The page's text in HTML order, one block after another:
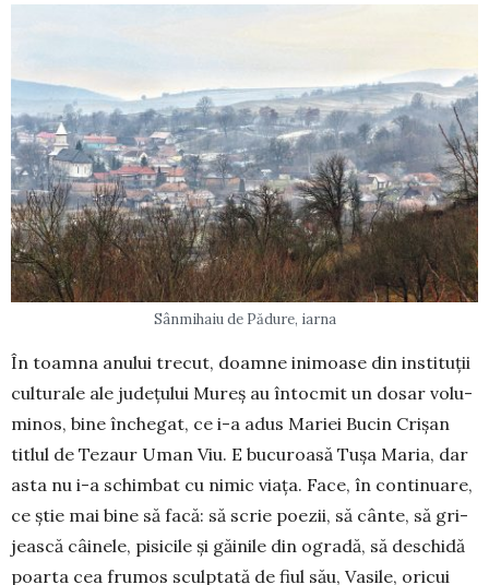
Sânmihaiu de Pădure, iarna
În toamna anului trecut, doamne inimoase din instituții
culturale ale județului Mureș au în­toc­mit un dosar volu­
mi­nos, bine închegat, ce i-a adus Mariei Bu­cin Cri­șan
titlul de Te­zaur Uman Viu. E bucu­­roasă Tușa Maria, dar
asta nu i-a schim­bat cu nimic via­ța. Fa­ce, în conti­nua­re,
ce știe mai bine să facă: să scrie po­ezii, să cân­te, să gri­
jească câi­nele, pisicile și găinile din ogradă, să deschi­dă
poarta cea frumos sculp­tată de fiul său, Vasile, oricui